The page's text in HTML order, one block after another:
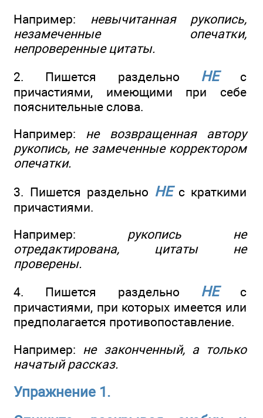
Например: невычитанная рукопись,
незамеченные опечатки,
непроверенные цитаты.
2. Пишется раздельно НЕс
причастиями, имеющими при себе
пояснительные слова.
Например: не возвращенная автору
рукопись, не замеченные корректором
опечатки.
3. Пишется раздельно НЕс краткими
причастиями.
Например: рукопись не
отредактирована, цитаты не
проверены.
4. Пишется раздельно НЕс
причастиями, при которых имеется или
предполагается противопоставление.
Например: не законченный, а только
начатый рассказ.
Упражнение 1.